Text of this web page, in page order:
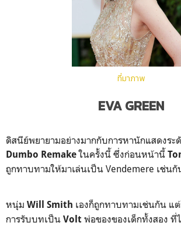
ที่มาภาพ
EVA GREEN
ดิสนีย์พยายามอย่างมากกับการหานักแสดงร
Dumbo Remakeในครั้งนี้ ซึ่งก่อนหน้านี้
ถูกทาบทามให้มาเล่นเป็น Vendemere เช่นกั
หนุ่ม Will Smith เองก็ถูกทาบทามเช่นกัน แ
การรับบทเป็น Volt พ่อของของเด็กทั้งสอง ที่